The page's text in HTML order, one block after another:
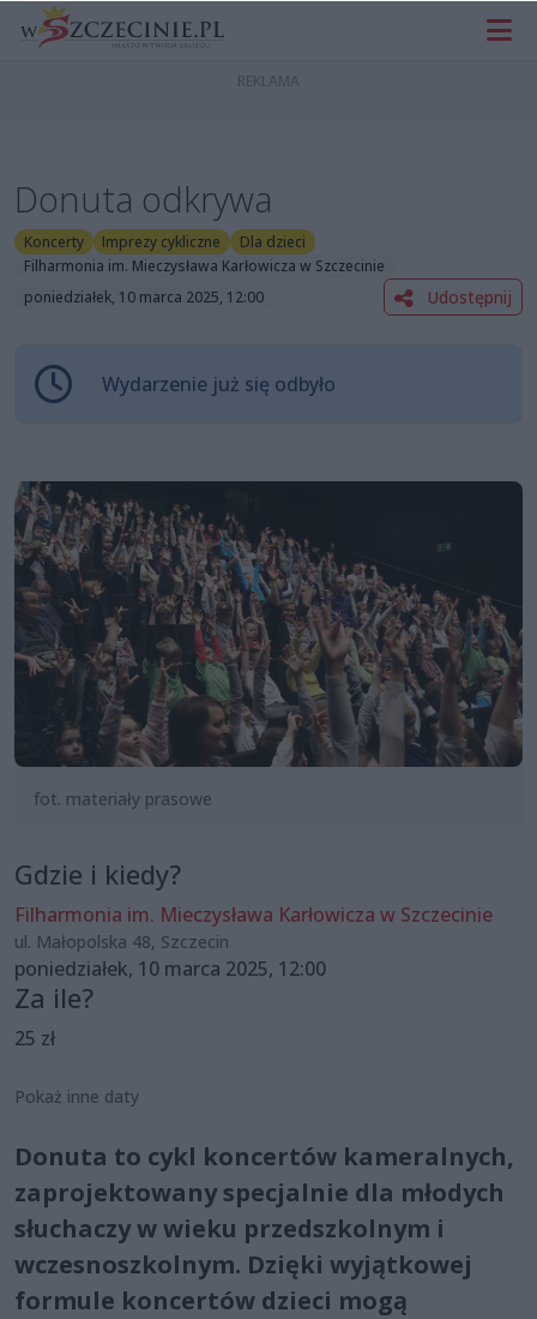
Donuta odkrywa
Koncerty Imprezy cykliczne
Dla dzieci
Filharmonia im. Mieczysława Karłowicza w Szczecinie
poniedziałek, 10 marca 2025, 12:00
Udostępnij
Wydarzenie już się odbyło
fot. materiały prasowe
Gdzie i kiedy?
Filharmonia im. Mieczysława Karłowicza w Szczecinie
ul. Małopolska 48, Szczecin
poniedziałek, 10 marca 2025, 12:00
Za ile?
25 zł
Pokaż inne daty
Donuta to cykl koncertów kameralnych,
zaprojektowany specjalnie dla młodych
słuchaczy w wieku przedszkolnym i
wczesnoszkolnym. Dzięki wyjątkowej
formule koncertów dzieci mogą